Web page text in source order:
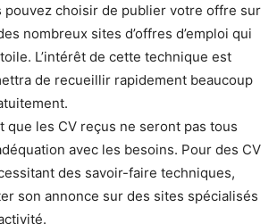
pouvez choisir de publier votre offre sur
nombreux sites d’offres d’emploi qui
L’intérêt de cette technique est
de recueillir rapidement beaucoup
que les CV reçus ne seront pas tous
avec les besoins. Pour des CV
des savoir-faire techniques,
son annonce sur des sites spécialisés